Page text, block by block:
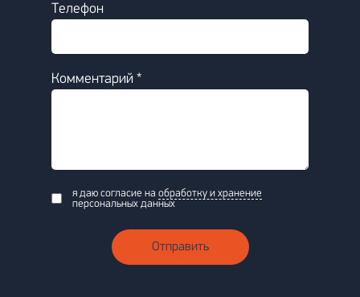
Телефон
Комментарий *
я даю согласие на обработку и хранение
персональных данных
Отправить